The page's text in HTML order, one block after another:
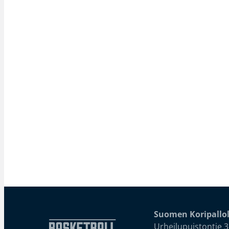
Suomen
Urheilupuistontie 3